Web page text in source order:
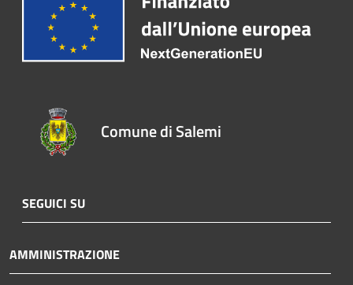
Comune di Salemi
SEGUICI SU
AMMINISTRAZIONE